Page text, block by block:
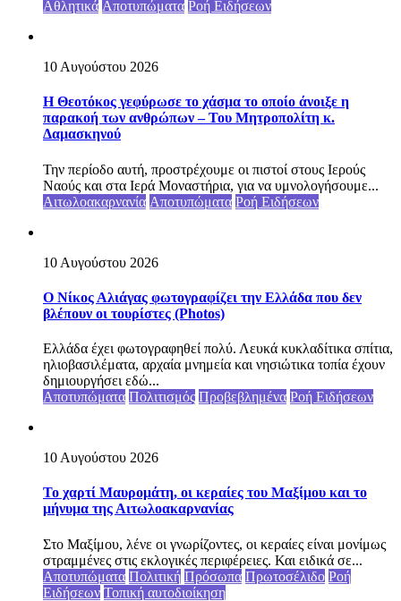
Αθλητικά Αποτυπώματα Ροή Ειδήσεων
10 Αυγούστου 2026
Η Θεοτόκος γεφύρωσε το χάσμα το οποίο άνοιξε η
παρακοή των ανθρώπων – Του Μητροπολίτη κ.
Δαμασκηνού
Την περίοδο αυτή, προστρέχουμε οι πιστοί στους Ιερούς
Ναούς και στα Ιερά Μοναστήρια, για να υμνολογήσουμε...
Αιτωλοακαρνανία Αποτυπώματα Ροή Ειδήσεων
10 Αυγούστου 2026
Ο Νίκος Αλιάγας φωτογραφίζει την Ελλάδα που δεν
βλέπουν οι τουρίστες (Photos)
Ελλάδα έχει φωτογραφηθεί πολύ. Λευκά κυκλαδίτικα σπίτια,
ηλιοβασιλέματα, αρχαία μνημεία και νησιώτικα τοπία έχουν
δημιουργήσει εδώ...
Αποτυπώματα Πολιτισμός Προβεβλημένα Ροή Ειδήσεων
10 Αυγούστου 2026
Το χαρτί Μαυρομάτη, οι κεραίες του Μαξίμου και το
μήνυμα της Αιτωλοακαρνανίας
Στο Μαξίμου, λένε οι γνωρίζοντες, οι κεραίες είναι μονίμως
στραμμένες στις εκλογικές περιφέρειες. Και ειδικά σε...
Αποτυπώματα Πολιτική Πρόσωπα Πρωτοσέλιδο Ροή
Ειδήσεων Τοπική αυτοδιοίκηση